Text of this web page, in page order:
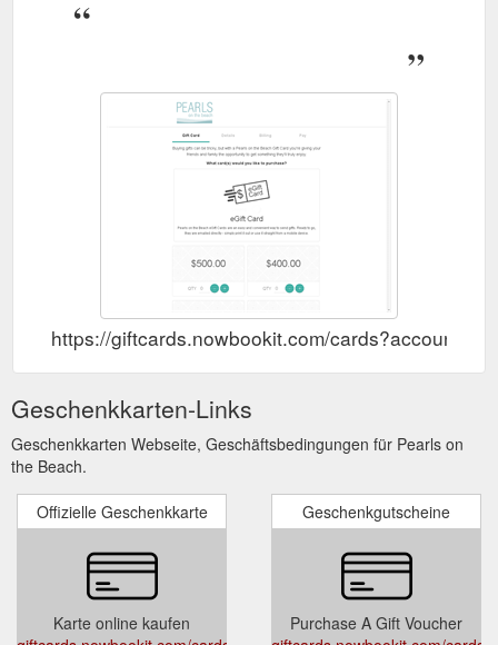
https://giftcards.nowbookit.com/
Geschenkkarten-Links
Geschenkkarten Webseite, Geschäftsbedingungen für Pearls on
the Beach.
Offizielle Geschenkkarte
Karte online kaufen
Geschenkgutscheine
Purchase A Gift Voucher